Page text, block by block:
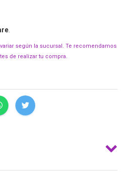
según la sucursal. Te recomendamos
de realizar tu compra.